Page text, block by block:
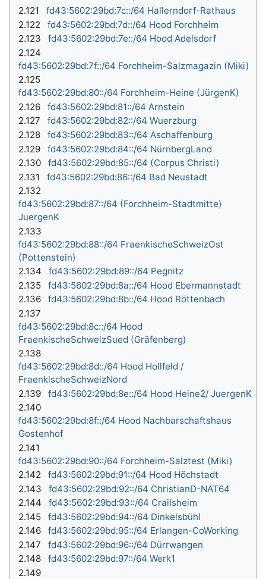
2.121
fd43:5602:29bd:7c::/64 Hallerndorf-Rathaus
2.122
fd43:5602:29bd:7d::/64 Hood Forchheim
2.123
fd43:5602:29bd:7e::/64 Hood Adelsdorf
2.124
fd43:5602:29bd:7f::/64 Forchheim-Salzmagazin (Miki)
2.125
fd43:5602:29bd:80::/64 Forchheim-Heine (JürgenK)
2.126
fd43:5602:29bd:81::/64 Arnstein
2.127
fd43:5602:29bd:82::/64 Wuerzburg
2.128
fd43:5602:29bd:83::/64 Aschaffenburg
2.129
fd43:5602:29bd:84::/64 NürnbergLand
2.130
fd43:5602:29bd:85::/64 (Corpus Christi)
2.131
fd43:5602:29bd:86::/64 Bad Neustadt
2.132
fd43:5602:29bd:87::/64 (Forchheim-Stadtmitte)
JuergenK
2.133
fd43:5602:29bd:88::/64 FraenkischeSchweizOst
(Pottenstein)
2.134
fd43:5602:29bd:89::/64 Pegnitz
2.135
fd43:5602:29bd:8a::/64 Hood Ebermannstadt
2.136
fd43:5602:29bd:8b::/64 Hood Röttenbach
2.137
fd43:5602:29bd:8c::/64 Hood
FraenkischeSchweizSued (Gräfenberg)
2.138
fd43:5602:29bd:8d::/64 Hood Hollfeld /
FraenkischeSchweizNord
2.139
fd43:5602:29bd:8e::/64 Hood Heine2/ JuergenK
2.140
fd43:5602:29bd:8f::/64 Hood Nachbarschaftshaus
Gostenhof
2.141
fd43:5602:29bd:90::/64 Forchheim-Salztest (Miki)
2.142
fd43:5602:29bd:91::/64 Hood Höchstadt
2.143
fd43:5602:29bd:92::/64 ChristianD-NAT64
2.144
fd43:5602:29bd:93::/64 Crailsheim
2.145
fd43:5602:29bd:94::/64 Dinkelsbühl
2.146
fd43:5602:29bd:95::/64 Erlangen-CoWorking
2.147
fd43:5602:29bd:96::/64 Dürrwangen
2.148
fd43:5602:29bd:97::/64 Werk1
2.149